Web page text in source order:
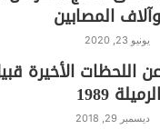
A
a
m
Li
k
وآلاف المصابين
يونيو 23, 2020
عن اللحظات الأخيرة
الرميلة 1989
ديسمبر 29, 2018